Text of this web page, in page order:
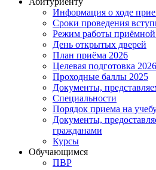
Информация о ходе
Сроки проведения
Режим работы
День открытых дверей
План приёма 2026
Целевая подготовка 2026
Проходные баллы 2025
Документы,
Специальности
Порядок приема на
Документы,
гражданами
Курсы
Обучающимся
ПВР